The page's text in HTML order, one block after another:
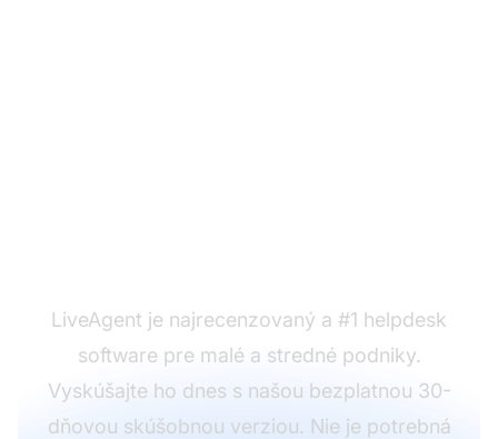
LiveAgent je najrecenzovaný a #1 helpdesk
software pre malé a stredné podniky.
Vyskúšajte ho dnes s našou bezplatnou 30-
dňovou skúšobnou verziou. Nie je potrebná